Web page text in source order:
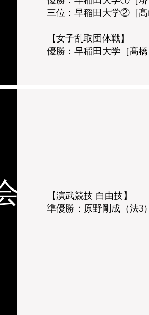
三位：早稲田大学②［髙
【女子乱取団体戦】
優勝：早稲田大学［髙橋
【演武競技 自由技】​
準優勝：原野剛成（法3